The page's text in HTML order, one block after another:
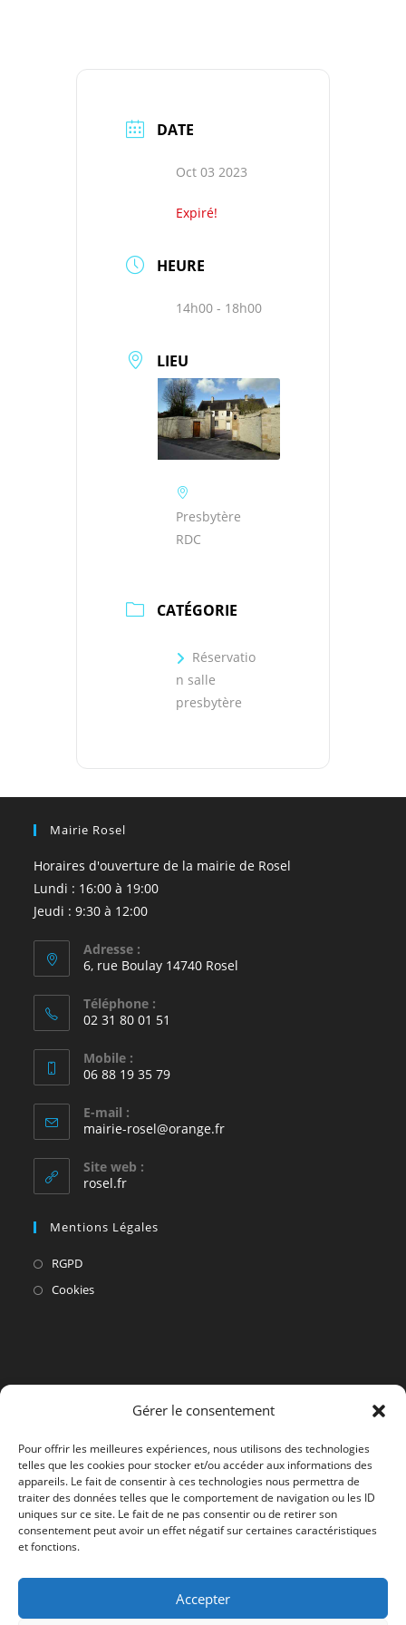
Gérer le consentement
Pour offrir les meilleures expériences, nous utilisons des technologies
telles que les cookies pour stocker et/ou accéder aux informations des
appareils. Le fait de consentir à ces technologies nous permettra de
traiter des données telles que le comportement de navigation ou les ID
uniques sur ce site. Le fait de ne pas consentir ou de retirer son
consentement peut avoir un effet négatif sur certaines caractéristiques
et fonctions.
Accepter
DATE
Oct 03 2023
Expiré!
HEURE
14h00 - 18h00
LIEU
Presbytère
RDC
CATÉGORIE
Réservatio
n salle
presbytère
Mairie Rosel
Horaires d'ouverture de la mairie de Rosel
Lundi : 16:00 à 19:00
Jeudi : 9:30 à 12:00
Adresse :
6, rue Boulay 14740 Rosel
Téléphone :
02 31 80 01 51
Mobile :
06 88 19 35 79
E-mail :
mairie-rosel@orange.frS’ouvre
Site web :
rosel.fr
Mentions Légales
RGPDS’ouvre
dans
CookiesS’ouvre